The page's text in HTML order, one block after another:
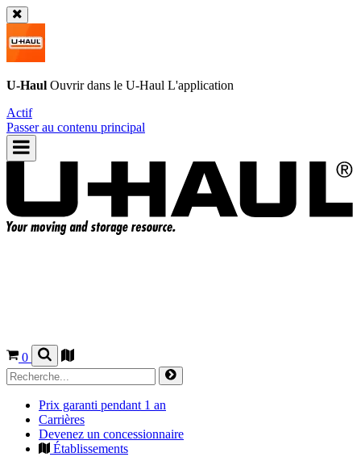
U-Haul Ouvrir dans le U-Haul L'application
Actif
Passer au contenu principal
0
Prix garanti pendant 1 an
Carrières
Devenez un concessionnaire
Établissements